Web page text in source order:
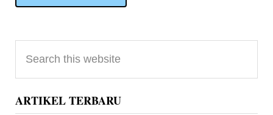
Primary
Sidebar
this
website
ARTIKEL TERBARU